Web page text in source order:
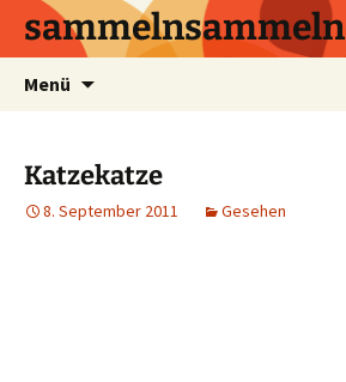
sammelnsammeln
Menü
Katzekatze
8. September 2011 Gesehen